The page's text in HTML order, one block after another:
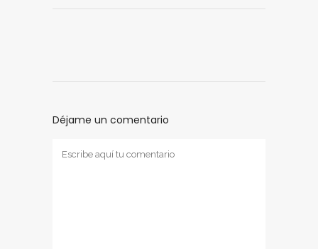
Déjame un comentario